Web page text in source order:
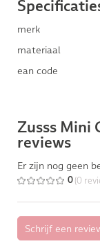
merk
materiaal
ean code
Zusss Mini
reviews
Er zijn nog geen
0 (0